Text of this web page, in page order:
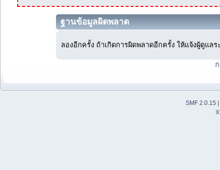
ฐานข้อมูลผิดพลาด
ลองอีกครั้ง ถ้าเกิดการผิดพลาดอีกครั้ง ให้แจ้งผู้ดูแลร
SMF 2.0.15